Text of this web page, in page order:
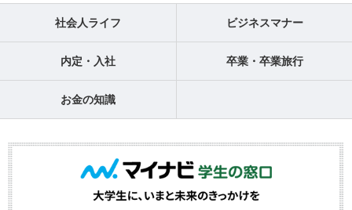
社会人ライフ ビジネスマナー
内定・入社 卒業・卒業旅行
お金の知識